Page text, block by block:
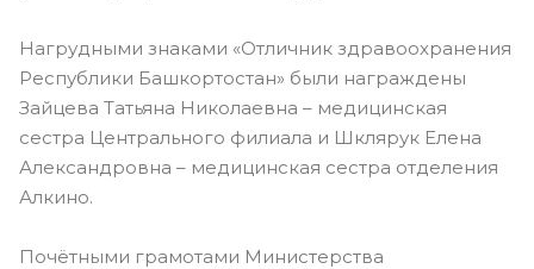
Нагрудными знаками «Отличник здравоохранения
Республики Башкортостан» были награждены
Зайцева Татьяна Николаевна – медицинская
сестра Центрального филиала и Шклярук Елена
Александровна – медицинская сестра отделения
Алкино.
Почётными грамотами Министерства